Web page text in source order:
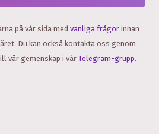
på vår sida med vanliga frågor innan
Du kan också kontakta oss genom
vår gemenskap i vår Telegram-grupp.